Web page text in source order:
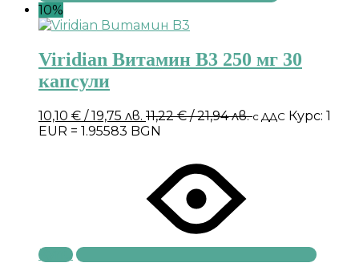
10%
Viridian Витамин B3 250 мг 30
капсули
10,10 € / 19,75 лв. 11,22€/ 21,94 лв.с ДДС Курс: 1
EUR = 1.95583 BGN
Купи